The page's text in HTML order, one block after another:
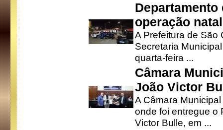
operação
A Prefeitura de São
Secretaria
quarta-feira ...
Câmara
João Victor
A Câmara
onde foi entregue o
Victor Bulle, em ...